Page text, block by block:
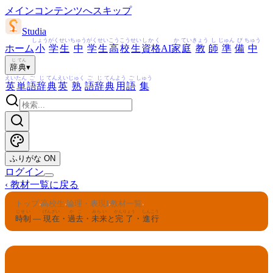
メインコンテンツへスキップ
Studia
ホーム 小
しょう
学
がく
生
せい
中
ちゅう
学
がく
生
せい
高
こう
校
こう
生
せい
資格
しかく
AI家
か
庭
てい
教
きょう
師
し
準
じゅん
備
び
中
ちゅう
辞
じ
典
てん
▾
英
えい
単
たん
語
ご
辞
じ
典
てん
英
えい
熟
じゅく
語
ご
辞
じ
典
てん
用
よう
語
ご
集
しゅう
ふりがな ON
ログイン
‹ 教材一覧に戻る
トップ›高校生›論理・表現I›教材一覧›
時制
じせい
— 現在
げんざい
・ 過去
かこ
・ 未来
みらい
と 完了
かんりょう
・ 進行
しんこう